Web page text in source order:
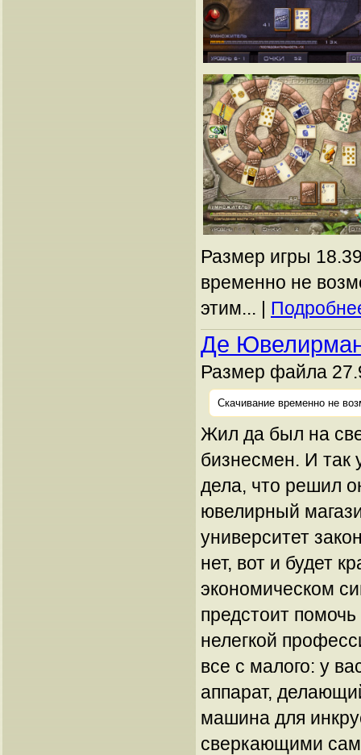
Размер игры
временно не
этим... |
Де
Размер файла
Скачивание временно не
Жил да был на
бизнесмен. И так
дела, что решил
ювелирный
университет
нет, вот и будет
экономическом
предстоит
нелегкой
все с малого: у
аппарат,
машина для
сверкающими